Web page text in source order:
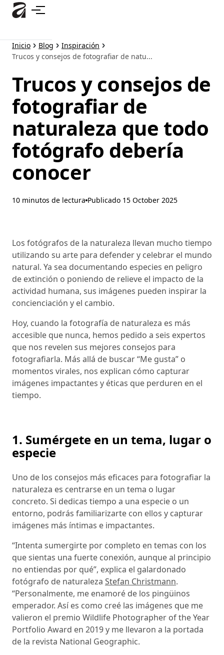
principal
Inicio Blog
Inspiración
Trucos y consejos de fotografiar de natu...
Trucos y consejos de
fotografiar de
naturaleza que todo
fotógrafo debería
conocer
10 minutos de lectura Publicado 15 October 2025
Los fotógrafos de la naturaleza llevan mucho tiempo
utilizando su arte para defender y celebrar el mundo
natural. Ya sea documentando especies en peligro
de extinción o poniendo de relieve el impacto de la
actividad humana, sus imágenes pueden inspirar la
concienciación y el cambio.
Hoy, cuando la fotografía de naturaleza es más
accesible que nunca, hemos pedido a seis expertos
que nos revelen sus mejores consejos para
fotografiarla. Más allá de buscar “Me gusta” o
momentos virales, nos explican cómo capturar
imágenes impactantes y éticas que perduren en el
tiempo.
1. Sumérgete en un tema, lugar o
especie
Uno de los consejos más eficaces para fotografiar la
naturaleza es centrarse en un tema o lugar
concreto. Si dedicas tiempo a una especie o un
entorno, podrás familiarizarte con ellos y capturar
imágenes más íntimas e impactantes.
“Intenta sumergirte por completo en temas con los
que sientas una fuerte conexión, aunque al principio
no entiendas por qué”, explica el galardonado
fotógrafo de naturaleza Stefan Christmann.
“Personalmente, me enamoré de los pingüinos
emperador. Así es como creé las imágenes que me
valieron el premio Wildlife Photographer of the Year
Portfolio Award en 2019 y me llevaron a la portada
de la revista National Geographic.